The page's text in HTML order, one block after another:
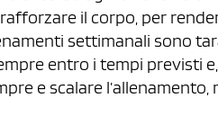
il corpo, per
settimanali sono
entro i tempi previsti
e scalare